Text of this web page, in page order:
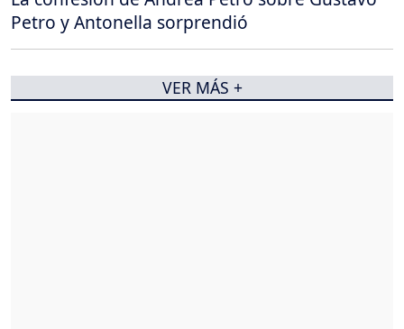
Petro y Antonella sorprendió
VER MÁS +